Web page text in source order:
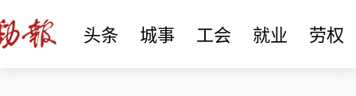
头条 城事 工会 就业 劳权